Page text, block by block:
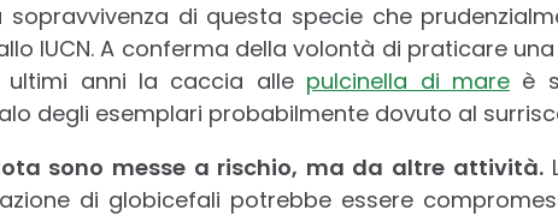
sopravvivenza di questa specie che
IUCN. A conferma della volontà di praticare
ultimi anni la caccia alle pulcinella di mareè
degli esemplari probabilmente dovuto al
sono messe a rischio, ma da altre attività.
di globicefali potrebbe essere